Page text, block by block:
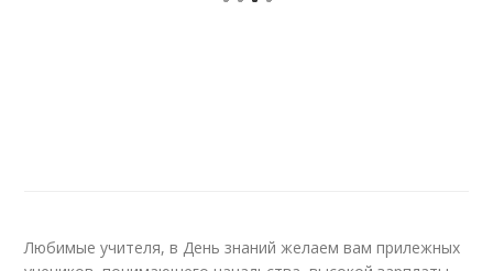
Любимые учителя, в День знаний желаем вам прилежных